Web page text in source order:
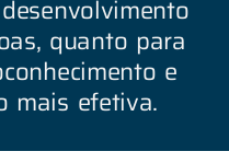
quanto para
e
mais efetiva.